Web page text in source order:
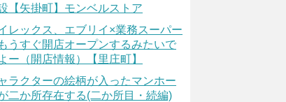
【矢掛町】モンベルストア
レックス、エブリイ×業務スーパー
うすぐ開店オープンするみたいで
ー（開店情報）【里庄町】
ラクターの絵柄が入ったマンホー
二か所存在する(二か所目・続編)